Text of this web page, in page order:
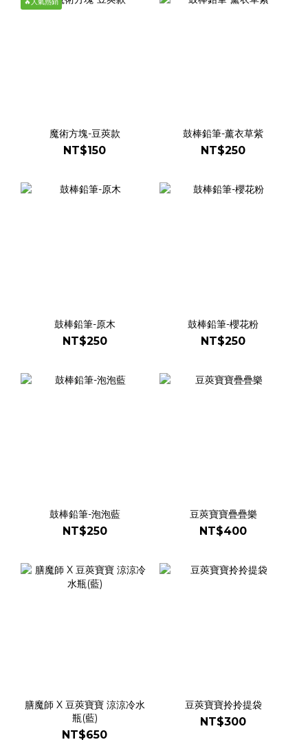
魔術方塊-豆莢款
NT$150
鼓棒鉛筆-薰衣草紫
NT$250
鼓棒鉛筆-原木
NT$250
鼓棒鉛筆-櫻花粉
NT$250
鼓棒鉛筆-泡泡藍
NT$250
豆莢寶寶疊疊樂
NT$400
膳魔師 X 豆莢寶寶 涼涼冷水
瓶(藍)
NT$650
豆莢寶寶拎拎提袋
NT$300